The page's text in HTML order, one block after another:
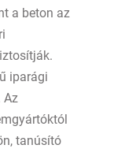
a beton az
iparági
Az
tanúsító